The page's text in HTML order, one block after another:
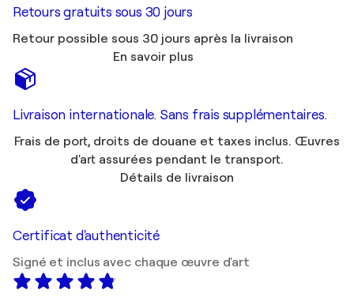
Retours gratuits sous 30 jours
Retour possible sous 30 jours après la livraison
En savoir plus
Livraison internationale. Sans frais supplémentaires.
Frais de port, droits de douane et taxes inclus. Œuvres
d'art assurées pendant le transport.
Détails de livraison
Certificat d'authenticité
Signé et inclus avec chaque œuvre d'art